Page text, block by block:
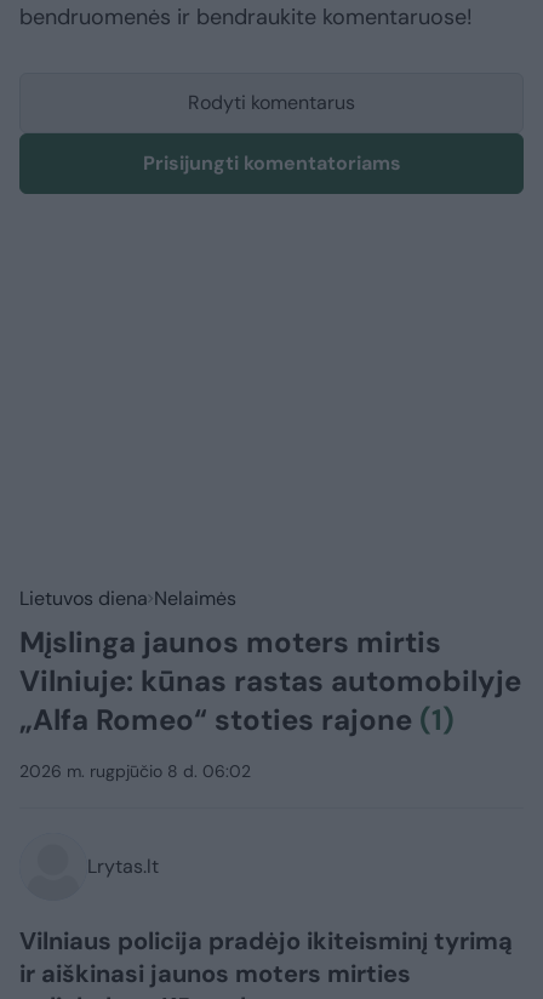
bendruomenės ir bendraukite komentaruose!
Rodyti komentarus
Prisijungti komentatoriams
Lietuvos diena Nelaimės
Mįslinga jaunos moters mirtis
Vilniuje: kūnas rastas automobilyje
„Alfa Romeo“ stoties rajone (1)
2026 m. rugpjūčio 8 d. 06:02
Lrytas.lt
Vilniaus policija pradėjo ikiteisminį tyrimą
ir aiškinasi jaunos moters mirties